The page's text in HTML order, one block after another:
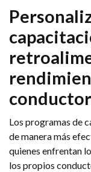
Los programas de
de manera más
quienes enfrentan
los propios